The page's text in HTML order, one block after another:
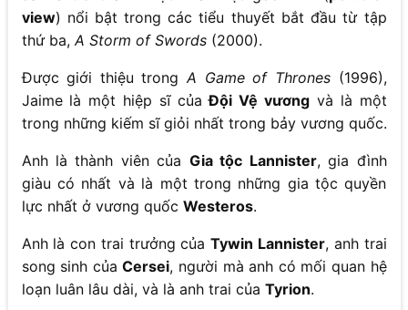
view) nổi bật trong các tiểu thuyết bắt đầu từ tập
thứ ba,A Storm of Swords(2000).
Được giới thiệu trongA Game of Thrones(1996),
Jaime là một hiệp sĩ củaĐội Vệ vương và là một
trong những kiếm sĩ giỏi nhất trong bảy vương quốc.
Anh là thành viên của Gia tộc Lannister, gia đình
giàu có nhất và là một trong những gia tộc quyền
lực nhất ở vương quốc Westeros.
Anh là con trai trưởng củaTywin Lannister, anh trai
song sinh củaCersei, người mà anh có mối quan hệ
loạn luân lâu dài, và là anh trai của Tyrion.